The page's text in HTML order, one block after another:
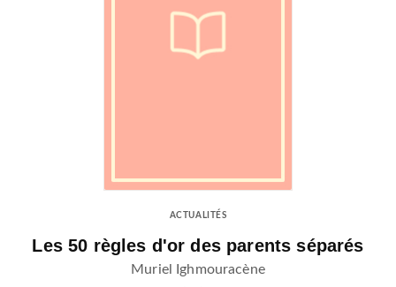
ACTUALITÉS
Les 50 règles d'or des parents séparés
Muriel Ighmouracène